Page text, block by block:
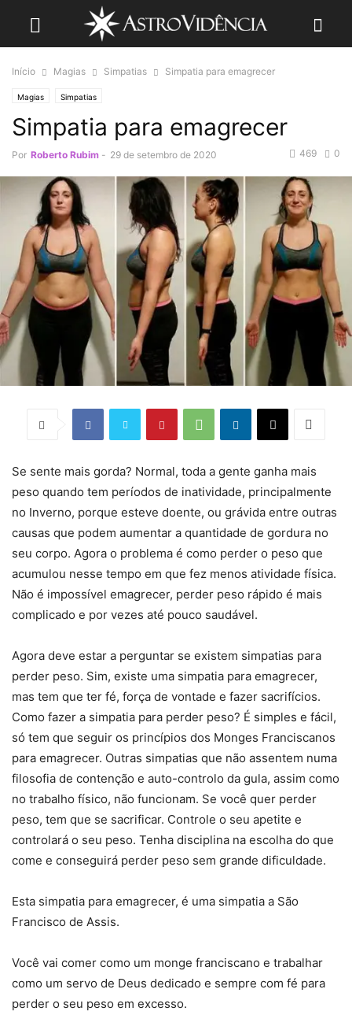
Início Magias Simpatias Simpatia para emagrecer
Magias Simpatias
Simpatia para emagrecer
Por Roberto Rubim - 29 de setembro de 2020 0
469
Se sente mais gorda? Normal, toda a gente ganha mais
peso quando tem períodos de inatividade, principalmente
no Inverno, porque esteve doente, ou grávida entre outras
causas que podem aumentar a quantidade de gordura no
seu corpo. Agora o problema é como perder o peso que
acumulou nesse tempo em que fez menos atividade física.
Não é impossível emagrecer, perder peso rápido é mais
complicado e por vezes até pouco saudável.
Agora deve estar a perguntar se existem simpatias para
perder peso. Sim, existe uma simpatia para emagrecer,
mas tem que ter fé, força de vontade e fazer sacrifícios.
Como fazer a simpatia para perder peso? É simples e fácil,
só tem que seguir os princípios dos Monges Franciscanos
para emagrecer. Outras simpatias que não assentem numa
filosofia de contenção e auto-controlo da gula, assim como
no trabalho físico, não funcionam. Se você quer perder
peso, tem que se sacrificar. Controle o seu apetite e
controlará o seu peso. Tenha disciplina na escolha do que
come e conseguirá perder peso sem grande dificuldade.
Esta simpatia para emagrecer, é uma simpatia a São
Francisco de Assis.
Você vai comer como um monge franciscano e trabalhar
como um servo de Deus dedicado e sempre com fé para
perder o seu peso em excesso.